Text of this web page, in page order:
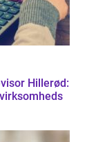
Hillerød: